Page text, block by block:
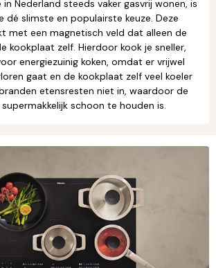
Nederland steeds vaker gasvrij wonen, is
dé slimste en populairste keuze. Deze
met een magnetisch veld dat alleen de
kookplaat zelf. Hierdoor kook je sneller,
energiezuinig koken, omdat er vrijwel
gaat en de kookplaat zelf veel koeler
etensresten niet in, waardoor de
schoon te houden is.